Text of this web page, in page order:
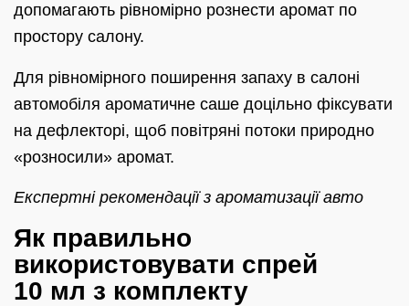
допомагають рівномірно рознести аромат по
простору салону.
Для рівномірного поширення запаху в салоні
автомобіля ароматичне саше доцільно фіксувати
на дефлекторі, щоб повітряні потоки природно
«розносили» аромат.
Експертні рекомендації з ароматизації авто
Як правильно
використовувати спрей
10 мл з комплекту